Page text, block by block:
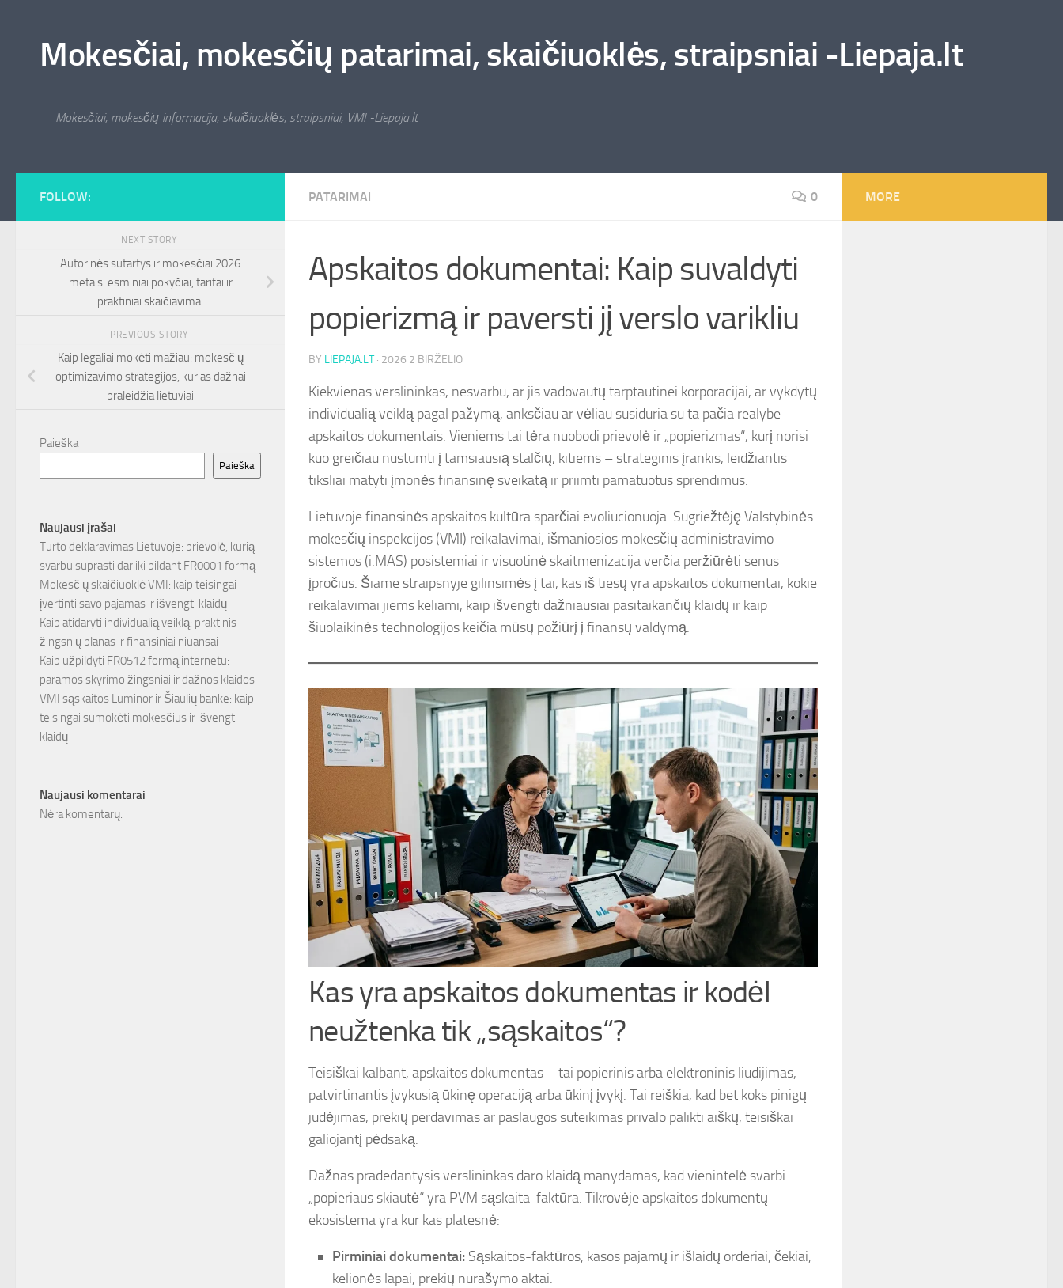
Mokesčiai, mokesčių patarimai, skaičiuoklės, straipsniai -Liepaja.lt
Mokesčiai, mokesčių informacija, skaičiuoklės, straipsniai, VMI -Liepaja.lt
PATARIMAI 0
Apskaitos dokumentai: Kaip suvaldyti
popierizmą ir paversti jį verslo varikliu
BY LIEPAJA.LT · 2026 2 BIRŽELIO
Kiekvienas verslininkas, nesvarbu, ar jis vadovautų tarptautinei korporacijai, ar vykdytų
individualią veiklą pagal pažymą, anksčiau ar vėliau susiduria su ta pačia realybe –
apskaitos dokumentais. Vieniems tai tėra nuobodi prievolė ir „popierizmas“, kurį norisi
kuo greičiau nustumti į tamsiausią stalčių, kitiems – strateginis įrankis, leidžiantis
tiksliai matyti įmonės finansinę sveikatą ir priimti pamatuotus sprendimus.
Lietuvoje finansinės apskaitos kultūra sparčiai evoliucionuoja. Sugriežtėję Valstybinės
mokesčių inspekcijos (VMI) reikalavimai, išmaniosios mokesčių administravimo
sistemos (i.MAS) posistemiai ir visuotinė skaitmenizacija verčia peržiūrėti senus
įpročius. Šiame straipsnyje gilinsimės į tai, kas iš tiesų yra apskaitos dokumentai, kokie
reikalavimai jiems keliami, kaip išvengti dažniausiai pasitaikančių klaidų ir kaip
šiuolaikinės technologijos keičia mūsų požiūrį į finansų valdymą.
Kas yra apskaitos dokumentas ir kodėl
neužtenka tik „sąskaitos“?
Teisiškai kalbant, apskaitos dokumentas – tai popierinis arba elektroninis liudijimas,
patvirtinantis įvykusią ūkinę operaciją arba ūkinį įvykį. Tai reiškia, kad bet koks pinigų
judėjimas, prekių perdavimas ar paslaugos suteikimas privalo palikti aiškų, teisiškai
galiojantį pėdsaką.
Dažnas pradedantysis verslininkas daro klaidą manydamas, kad vienintelė svarbi
„popieriaus skiautė“ yra PVM sąskaita-faktūra. Tikrovėje apskaitos dokumentų
ekosistema yra kur kas platesnė:
Pirminiai dokumentai: Sąskaitos-faktūros, kasos pajamų ir išlaidų orderiai, čekiai,
kelionės lapai, prekių nurašymo aktai.
FOLLOW:
NEXT STORY
Autorinės sutartys ir mokesčiai 2026
metais: esminiai pokyčiai, tarifai ir
praktiniai skaičiavimai
PREVIOUS STORY
Kaip legaliai mokėti mažiau: mokesčių
optimizavimo strategijos, kurias dažnai
praleidžia lietuviai
Paieška
Paieška
Naujausi įrašai
Turto deklaravimas Lietuvoje: prievolė, kurią
svarbu suprasti dar iki pildant FR0001 formą
Mokesčių skaičiuoklė VMI: kaip teisingai
įvertinti savo pajamas ir išvengti klaidų
Kaip atidaryti individualią veiklą: praktinis
žingsnių planas ir finansiniai niuansai
Kaip užpildyti FR0512 formą internetu:
paramos skyrimo žingsniai ir dažnos klaidos
VMI sąskaitos Luminor ir Šiaulių banke: kaip
teisingai sumokėti mokesčius ir išvengti
klaidų
Naujausi komentarai
Nėra komentarų.
MORE